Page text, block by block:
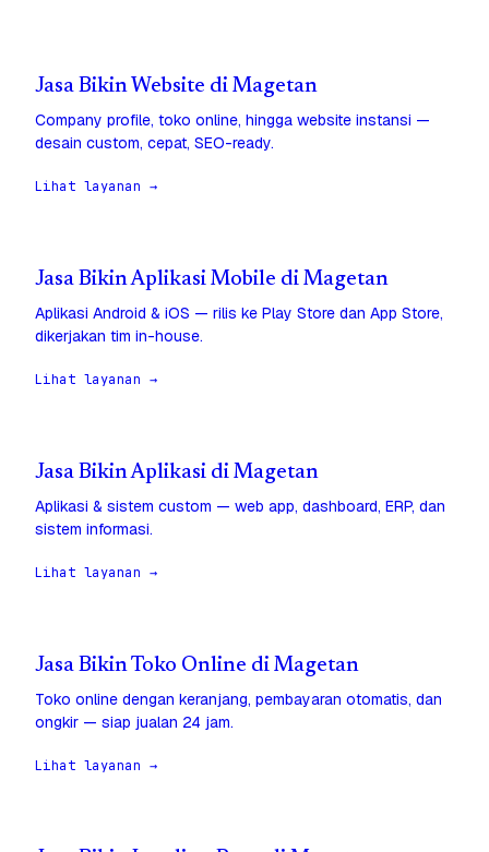
Jasa Bikin Website di Magetan
Company profile, toko online, hingga website instansi —
desain custom, cepat, SEO-ready.
Lihat layanan →
Jasa Bikin Aplikasi Mobile di Magetan
Aplikasi Android & iOS — rilis ke Play Store dan App Store,
dikerjakan tim in-house.
Lihat layanan →
Jasa Bikin Aplikasi di Magetan
Aplikasi & sistem custom — web app, dashboard, ERP, dan
sistem informasi.
Lihat layanan →
Jasa Bikin Toko Online di Magetan
Toko online dengan keranjang, pembayaran otomatis, dan
ongkir — siap jualan 24 jam.
Lihat layanan →